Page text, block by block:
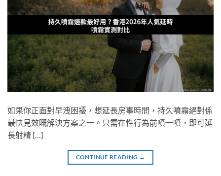
如果你正面對早洩困擾，想延長房事時間，持久噴霧絕對係
最快見效嘅解決方案之一。只需在性行為前噴一噴，即可延
長射精 […]
CONTINUE READING →